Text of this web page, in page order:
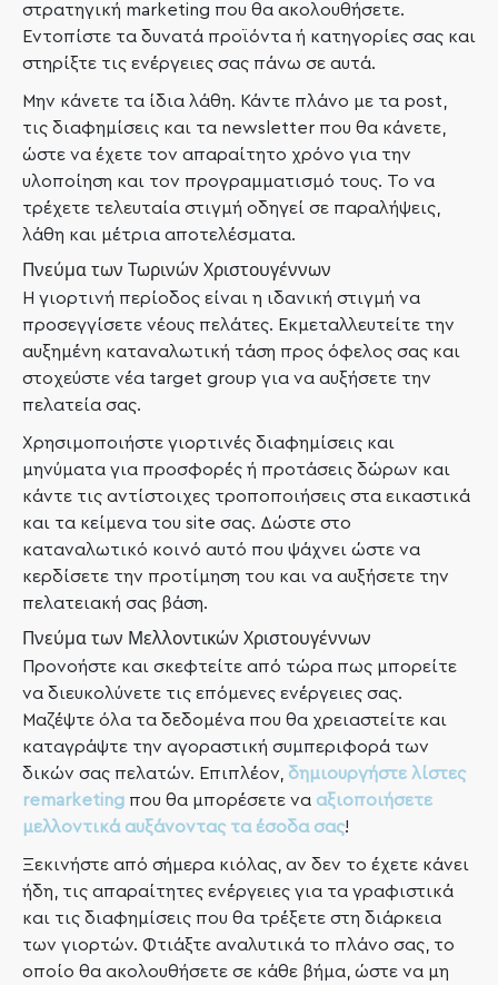
στρατηγική marketing που θα ακολουθήσετε.
Εντοπίστε τα δυνατά προϊόντα ή κατηγορίες σας και
στηρίξτε τις ενέργειες σας πάνω σε αυτά.
Μην κάνετε τα ίδια λάθη. Κάντε πλάνο με τα post,
τις διαφημίσεις και τα newsletter που θα κάνετε,
ώστε να έχετε τον απαραίτητο χρόνο για την
υλοποίηση και τον προγραμματισμό τους. Το να
τρέχετε τελευταία στιγμή οδηγεί σε παραλήψεις,
λάθη και μέτρια αποτελέσματα.
Πνεύμα των Τωρινών Χριστουγέννων
Η γιορτινή περίοδος είναι η ιδανική στιγμή να
προσεγγίσετε νέους πελάτες. Εκμεταλλευτείτε την
αυξημένη καταναλωτική τάση προς όφελος σας και
στοχεύστε νέα target group για να αυξήσετε την
πελατεία σας.
Χρησιμοποιήστε γιορτινές διαφημίσεις και
μηνύματα για προσφορές ή προτάσεις δώρων και
κάντε τις αντίστοιχες τροποποιήσεις στα εικαστικά
και τα κείμενα του site σας. Δώστε στο
καταναλωτικό κοινό αυτό που ψάχνει ώστε να
κερδίσετε την προτίμηση του και να αυξήσετε την
πελατειακή σας βάση.
Πνεύμα των Μελλοντικών Χριστουγέννων
Προνοήστε και σκεφτείτε από τώρα πως μπορείτε
να διευκολύνετε τις επόμενες ενέργειες σας.
Μαζέψτε όλα τα δεδομένα που θα χρειαστείτε και
καταγράψτε την αγοραστική συμπεριφορά των
δικών σας πελατών. Επιπλέον, δημιουργήστε λίστες
remarketingπου θα μπορέσετε να αξιοποιήσετε
μελλοντικά αυξάνοντας τα έσοδα σας!
Ξεκινήστε από σήμερα κιόλας, αν δεν το έχετε κάνει
ήδη, τις απαραίτητες ενέργειες για τα γραφιστικά
και τις διαφημίσεις που θα τρέξετε στη διάρκεια
των γιορτών. Φτιάξτε αναλυτικά το πλάνο σας, το
οποίο θα ακολουθήσετε σε κάθε βήμα, ώστε να μη